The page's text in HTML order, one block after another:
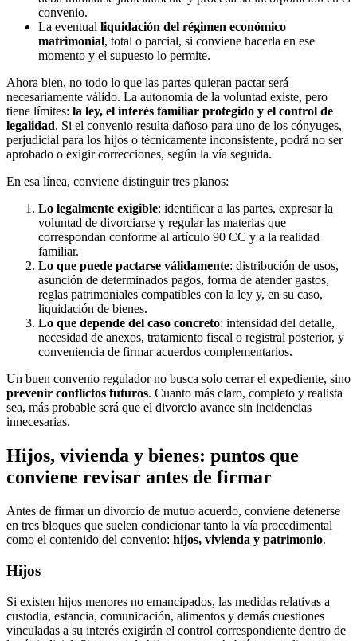
convenio.
La eventual liquidación del régimen económico
matrimonial, total o parcial, si conviene hacerla en ese
momento y el supuesto lo permite.
Ahora bien, no todo lo que las partes quieran pactar será
necesariamente válido. La autonomía de la voluntad existe, pero
tiene límites: la ley, el interés familiar protegido y el control de
legalidad. Si el convenio resulta dañoso para uno de los cónyuges,
perjudicial para los hijos o técnicamente inconsistente, podrá no ser
aprobado o exigir correcciones, según la vía seguida.
En esa línea, conviene distinguir tres planos:
Lo legalmente exigible: identificar a las partes, expresar la
voluntad de divorciarse y regular las materias que
correspondan conforme al artículo 90 CC y a la realidad
familiar.
Lo que puede pactarse válidamente: distribución de usos,
asunción de determinados pagos, forma de atender gastos,
reglas patrimoniales compatibles con la ley y, en su caso,
liquidación de bienes.
Lo que depende del caso concreto: intensidad del detalle,
necesidad de anexos, tratamiento fiscal o registral posterior, y
conveniencia de firmar acuerdos complementarios.
Un buen convenio regulador no busca solo cerrar el expediente, sino
prevenir conflictos futuros. Cuanto más claro, completo y realista
sea, más probable será que el divorcio avance sin incidencias
innecesarias.
Hijos, vivienda y bienes: puntos que
conviene revisar antes de firmar
Antes de firmar un divorcio de mutuo acuerdo, conviene detenerse
en tres bloques que suelen condicionar tanto la vía procedimental
como el contenido del convenio: hijos, vivienda y patrimonio.
Hijos
Si existen hijos menores no emancipados, las medidas relativas a
custodia, estancia, comunicación, alimentos y demás cuestiones
vinculadas a su interés exigirán el control correspondiente dentro de